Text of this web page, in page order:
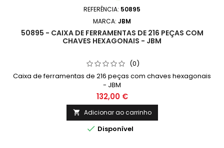
REFERÊNCIA: 50895
MARCA: JBM
50895 - CAIXA DE FERRAMENTAS DE 216 PEÇAS COM
CHAVES HEXAGONAIS - JBM
(0)
Caixa de ferramentas de 216 peças com chaves hexagonais
- JBM
132,00 €
 Adicionar ao carrinho
 Disponível